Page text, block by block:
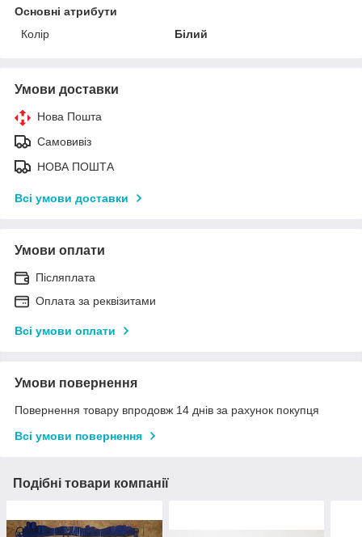
Основні атрибути
Колір
Білий
Умови доставки
Нова Пошта
Самовивіз
НОВА ПОШТА
Всі умови доставки
Умови оплати
Післяплата
Оплата за реквізитами
Всі умови оплати
Умови повернення
Повернення товару впродовж 14 днів за рахунок покупця
Всі умови повернення
Подібні товари компанії